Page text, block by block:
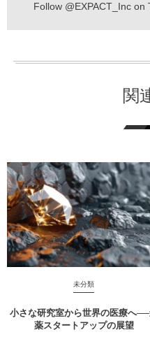
Follow @EXPACT_Incon
関
未分類
小さな研究室から世界の医療へ──
薬スタートアップの展望